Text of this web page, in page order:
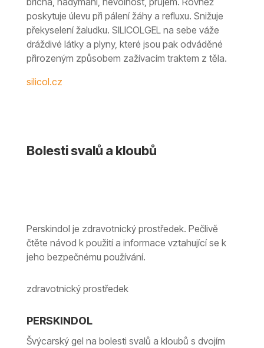
poskytuje úlevu při pálení žáhy a refluxu. Snižuje
překyselení žaludku. SILICOLGEL na sebe váže
dráždivé látky a plyny, které jsou pak odváděné
přirozeným způsobem zažívacím traktem z těla.
silicol.cz
Bolesti svalů a kloubů
Perskindol je zdravotnický prostředek. Pečlivě
čtěte návod k použití a informace vztahující se k
jeho bezpečnému používání.
zdravotnický prostředek
PERSKINDOL
Švýcarský gel na bolesti svalů a kloubů s dvojím